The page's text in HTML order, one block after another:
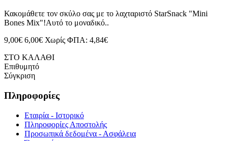
Κακομάθετε τον σκύλο σας με το λαχταριστό StarSnack "Mini
Bones Mix"!Αυτό το μοναδικό..
9,00€ 6,00€ Χωρίς ΦΠΑ: 4,84€
ΣΤΟ ΚΑΛΑΘΙ
Επιθυμητό
Σύγκριση
Πληροφορίες
Εταιρία - Ιστορικό
Πληροφορίες Αποστολής
Προσωπικά δεδομένα - Ασφάλεια